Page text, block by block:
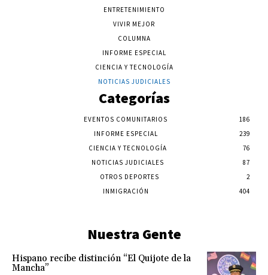
ENTRETENIMIENTO
VIVIR MEJOR
COLUMNA
INFORME ESPECIAL
CIENCIA Y TECNOLOGÍA
NOTICIAS JUDICIALES
Categorías
EVENTOS COMUNITARIOS
186
INFORME ESPECIAL
239
CIENCIA Y TECNOLOGÍA
76
NOTICIAS JUDICIALES
87
OTROS DEPORTES
2
INMIGRACIÓN
404
Nuestra Gente
Hispano recibe distinción “El Quijote de la
Mancha”